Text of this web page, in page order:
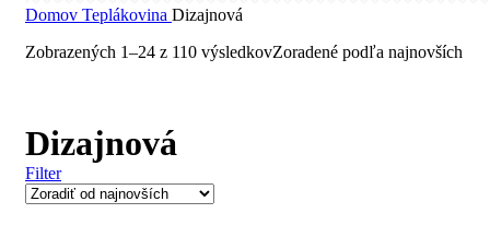
Domov Teplákovina Dizajnová
Zobrazených 1–24 z 110 výsledkovZoradené podľa najnovších
Dizajnová
Filter